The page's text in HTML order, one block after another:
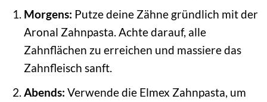
Morgens: Putze deine Zähne gründlich mit der
Aronal Zahnpasta. Achte darauf, alle
Zahnflächen zu erreichen und massiere das
Zahnfleisch sanft.
Abends: Verwende die Elmex Zahnpasta, um